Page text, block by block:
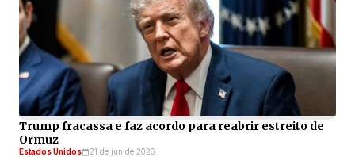
Trump fracassa e faz acordo para reabrir estreito de
Ormuz
Estados Unidos 21 de jun de 2026